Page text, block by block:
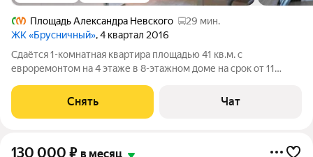
Площадь Александра Невского
29 мин.
ЖК «Брусничный», 4 квартал 2016
Сдаётся 1-комнатная квартира площадью 41 кв.м. с
евроремонтом на 4 этаже в 8-этажном доме на срок от 11
Холодильник Дом - монолитный, окна выходят во двор. В
подъезде 2 лифта - 1 грузовой и
Снять Чат
130 000 ₽ в месяц